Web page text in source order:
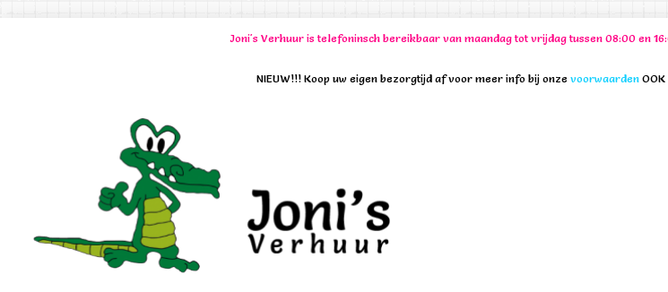
Joni's Verhuur is telefoninsch bereikbaar van maandag tot vrijdag tussen 08:00 en
NIEUW!!! Koop uw eigen bezorgtijd af voor meer info bij onze voorwaarden